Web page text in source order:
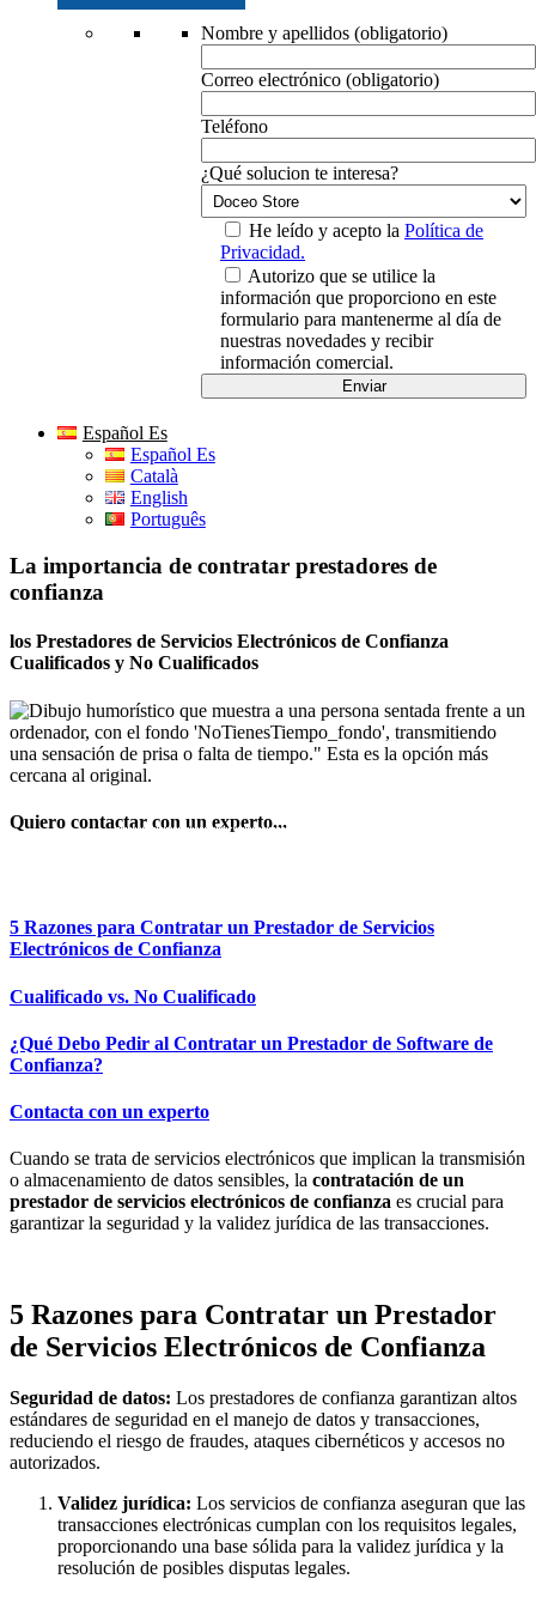
Nombre y apellidos (obligatorio)
Correo electrónico (obligatorio)
Teléfono
¿Qué solucion te interesa?
He leído y acepto la Política de
Privacidad.
Autorizo que se utilice la
información que proporciono en este
formulario para mantenerme al día de
nuestras novedades y recibir
información comercial.
Español Es
Español Es
Català
English
Português
La importancia de contratar prestadores de
confianza
los Prestadores de Servicios Electrónicos de Confianza
Cualificados y No Cualificados
Quiero contactar con un experto...
5 Razones para Contratar un Prestador de Servicios
Electrónicos de Confianza
Cualificado vs. No Cualificado
¿Qué Debo Pedir al Contratar un Prestador de Software de
Confianza?
Contacta con un experto
Cuando se trata de servicios electrónicos que implican la transmisión
o almacenamiento de datos sensibles, la contratación de un
prestador de servicios electrónicos de confianza es crucial para
garantizar la seguridad y la validez jurídica de las transacciones.
5 Razones para Contratar un Prestador
de Servicios Electrónicos de Confianza
Seguridad de datos: Los prestadores de confianza garantizan altos
estándares de seguridad en el manejo de datos y transacciones,
reduciendo el riesgo de fraudes, ataques cibernéticos y accesos no
autorizados.
Validez jurídica: Los servicios de confianza aseguran que las
transacciones electrónicas cumplan con los requisitos legales,
proporcionando una base sólida para la validez jurídica y la
resolución de posibles disputas legales.